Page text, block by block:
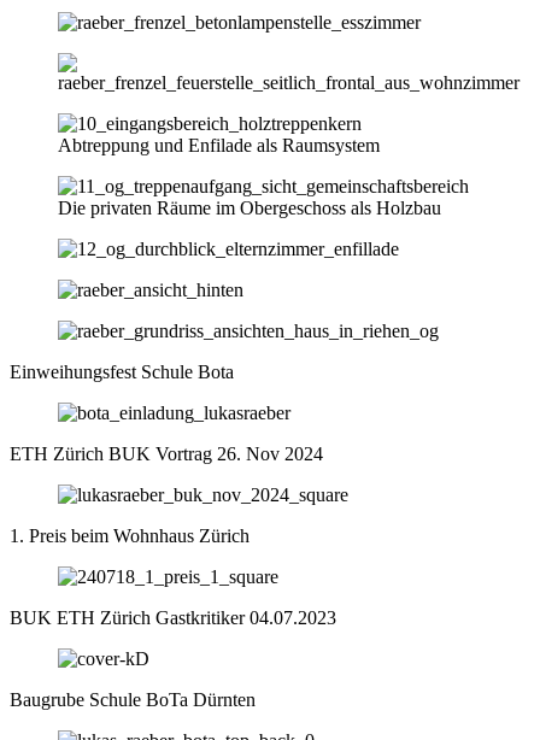
Abtreppung und Enfilade als Raumsystem
Die privaten Räume im Obergeschoss als Holzbau
Einweihungsfest Schule Bota
ETH Zürich BUK Vortrag 26. Nov 2024
1. Preis beim Wohnhaus Zürich
BUK ETH Zürich Gastkritiker 04.07.2023
Baugrube Schule BoTa Dürnten